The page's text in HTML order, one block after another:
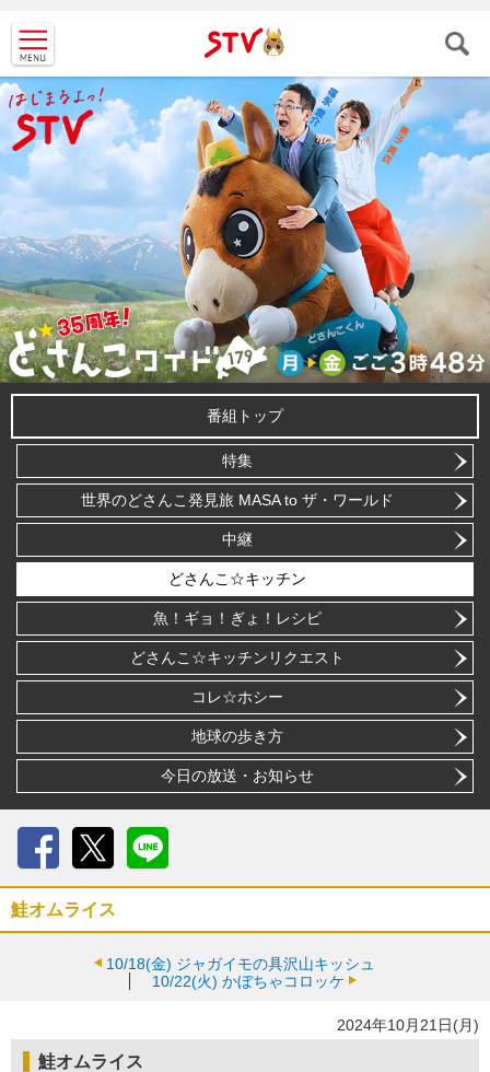
ＳＴＶ札
幌テレビ
番組トップ
特集
世界のどさんこ発見旅 MASA to ザ・ワールド
中継
どさんこ☆キッチン
魚！ギョ！ぎょ！レシピ
どさんこ☆キッチンリクエスト
コレ☆ホシー
地球の歩き方
今日の放送・お知らせ
鮭オムライス
10/18(金) ジャガイモの具沢山キッシュ
10/22(火) かぼちゃコロッケ
2024年10月21日(月)
鮭オムライス